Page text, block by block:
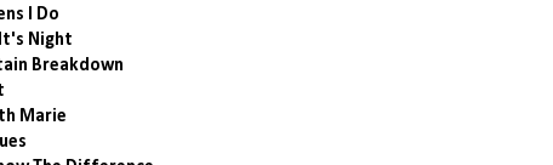
I Do
Night
Breakdown
Marie